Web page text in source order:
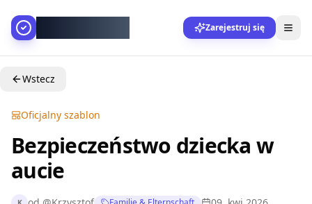
Zarejestruj się
Wstecz
Oficjalny szablon
Bezpieczeństwo dziecka w
aucie